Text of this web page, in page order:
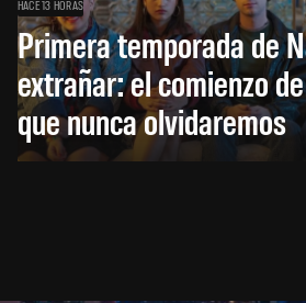
HACE 13 HORAS
Primera temporada de
extrañar: el comienzo
que nunca olvidaremos